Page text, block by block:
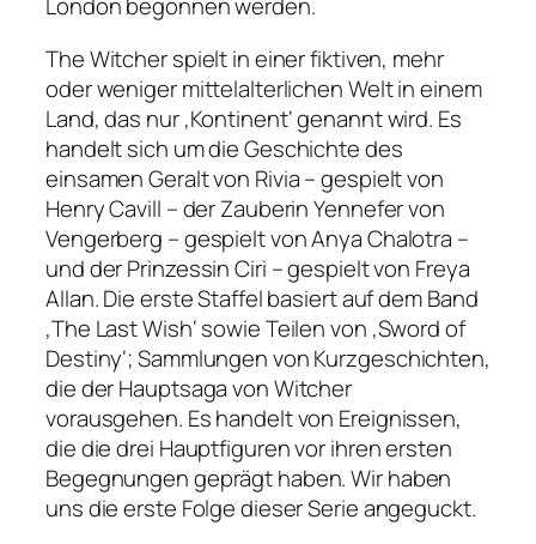
The Witcher spielt in einer fiktiven, mehr
oder weniger mittelalterlichen Welt in einem
Land, das nur ‚Kontinent‘ genannt wird. Es
handelt sich um die Geschichte des
einsamen Geralt von Rivia – gespielt von
Henry Cavill – der Zauberin Yennefer von
Vengerberg – gespielt von Anya Chalotra –
und der Prinzessin Ciri – gespielt von Freya
Allan. Die erste Staffel basiert auf dem Band
‚The Last Wish‘ sowie Teilen von ‚Sword of
Destiny‘; Sammlungen von Kurzgeschichten,
die der Hauptsaga von Witcher
vorausgehen. Es handelt von Ereignissen,
die die drei Hauptfiguren vor ihren ersten
Begegnungen geprägt haben. Wir haben
uns die erste Folge dieser Serie angeguckt.